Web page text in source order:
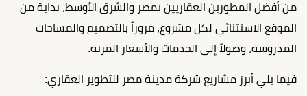
من أفضل المطورين العقاريين بمصر والشرق الأوسط، بداية من
الموقع الاستثنائي لكل مشروع، مروراً بالتصميم والمساحات
المدروسة، وصولاً إلى الخدمات والأسعار المرنة.
فيما يلي أبرز مشاريع شركة مدينة مصر للتطوير العقاري: